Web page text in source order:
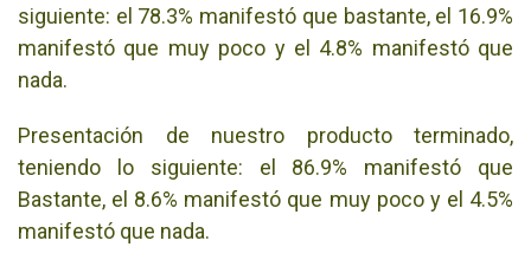
siguiente: el 78.3% manifestó que bastante, el 16.9%
manifestó que muy poco y el 4.8% manifestó que
nada.
Presentación de nuestro producto terminado,
teniendo lo siguiente: el 86.9% manifestó que
Bastante, el 8.6% manifestó que muy poco y el 4.5%
manifestó que nada.